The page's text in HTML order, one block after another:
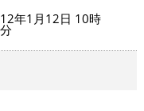
年1月12日 10時